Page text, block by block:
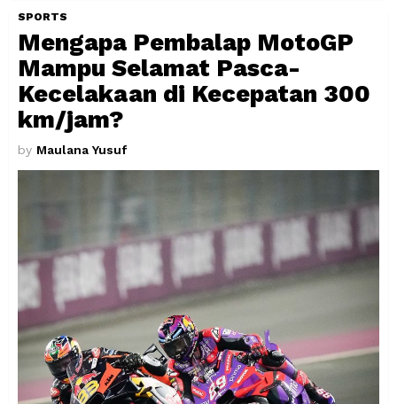
SPORTS
Mengapa Pembalap MotoGP
Mampu Selamat Pasca-
Kecelakaan di Kecepatan 300
km/jam?
by Maulana Yusuf